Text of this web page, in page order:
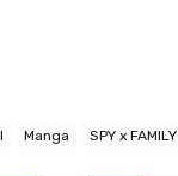
Manga SPY x FAMILY